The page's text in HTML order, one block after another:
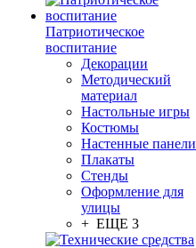
Патриотическое
воспитание
Декорации
Методический
материал
Настольные игры
Костюмы
Настенные панели
Плакаты
Стенды
Оформление для
улицы
+ ЕЩЕ 3